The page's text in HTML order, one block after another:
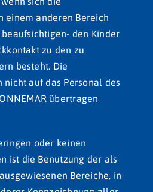
einem anderen Bereich
den Kinder
zu den zu
besteht. Die
nicht auf das Personal des
übertragen
oder keinen
ist die Benutzung der als
Bereiche, in